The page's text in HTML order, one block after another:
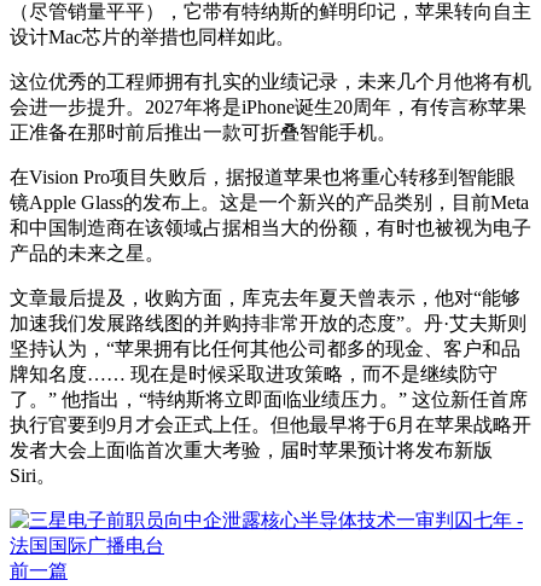
（尽管销量平平），它带有特纳斯的鲜明印记，苹果转向自主
设计Mac芯片的举措也同样如此。
这位优秀的工程师拥有扎实的业绩记录，未来几个月他将有机
会进一步提升。2027年将是iPhone诞生20周年，有传言称苹果
正准备在那时前后推出一款可折叠智能手机。
在Vision Pro项目失败后，据报道苹果也将重心转移到智能眼
镜Apple Glass的发布上。这是一个新兴的产品类别，目前Meta
和中国制造商在该领域占据相当大的份额，有时也被视为电子
产品的未来之星。
文章最后提及，收购方面，库克去年夏天曾表示，他对“能够
加速我们发展路线图的并购持非常开放的态度”。丹·艾夫斯则
坚持认为，“苹果拥有比任何其他公司都多的现金、客户和品
牌知名度…… 现在是时候采取进攻策略，而不是继续防守
了。” 他指出，“特纳斯将立即面临业绩压力。” 这位新任首席
执行官要到9月才会正式上任。但他最早将于6月在苹果战略开
发者大会上面临首次重大考验，届时苹果预计将发布新版
Siri。
前一篇